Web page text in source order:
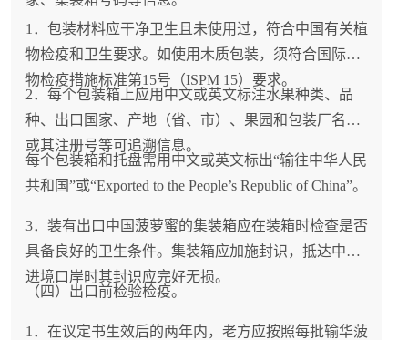
1．包装材料应干净卫生且未使用过，符合中国有关植
物检疫和卫生要求。如使用木质包装，须符合国际植
物检疫措施标准第15号（ISPM 15）要求。
2．每个包装箱上应用中文或英文标注水果种类、品
种、出口国家、产地（省、市）、果园和包装厂名称
或其注册号等可追溯信息。
每个包装箱和托盘需用中文或英文标出“输往中华人民
共和国”或“Exported to the People’s Republic of China”。
3．装有出口中国菠萝蜜的集装箱应在装箱时检查是否
具备良好的卫生条件。集装箱应加施封识，抵达中国
进境口岸时其封识应完好无损。
（四）出口前检验检疫。
1．在议定书生效后的两年内，老方应按照每批输华菠